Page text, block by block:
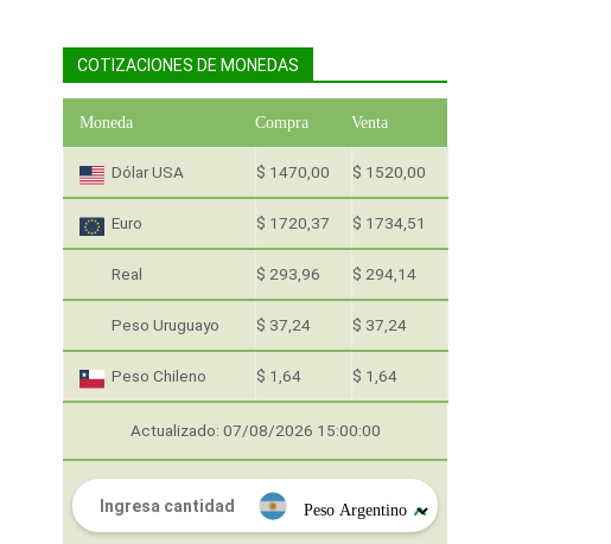
COTIZACIONES DE MONEDAS
Moneda Compra Venta
Dólar USA $ 1470,00 $ 1520,00
Euro $ 1720,37 $ 1734,51
Real $ 293,96 $ 294,14
Peso Uruguayo $ 37,24 $ 37,24
Peso Chileno $ 1,64 $ 1,64
Actualizado: 07/08/2026 15:00:00